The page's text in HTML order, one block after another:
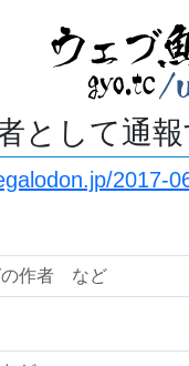
として通報
2017-